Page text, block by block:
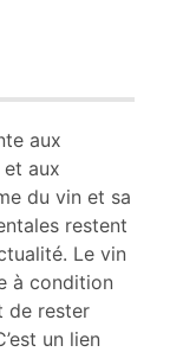
aux
et aux
du vin et sa
restent
Le vin
à condition
de rester
un lien